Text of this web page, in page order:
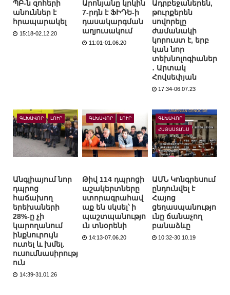
ՊԲ-ն զոհերի
անուններ է
հրապարակել
15:18-02.12.20
Արոնյանը կրկին
7-րդն է ՖԻԴԵ-ի
դասակարգման
աղյուսակում
11:01-01.06.20
Ադրբեջաներեն,
թուրքերեն
սովորելը
ժամանակի
կորուստ է, երբ
կան նոր
տեխնոլոգիաներ
․ Արտակ
Հովսեփյան
17:34-06.07.23
ԳԼԽԱՎՈՐ ԼՈՒՐ
Անգլիայում նոր
դպրոց
հաճախող
երեխաների
28%-ը չի
կարողանում
ինքնուրույն
ուտել և խմել.
ուսումնասիրությ
ուն
14:39-31.01.26
ԳԼԽԱՎՈՐ ԼՈՒՐ
Թիվ 114 դպրոցի
աշակերտները
ստորագրահավ
աք են սկսել՝ ի
պաշտպանությո
ւն տնօրենի
14:13-07.06.20
ԳԼԽԱՎՈՐ
ՀԱՅԱՍՏԱՆՍ
ԱՄՆ Կոնգրեսում
ընդունվել է
Հայոց
ցեղասպանությո
ւնը ճանաչող
բանաձևը
10:32-30.10.19